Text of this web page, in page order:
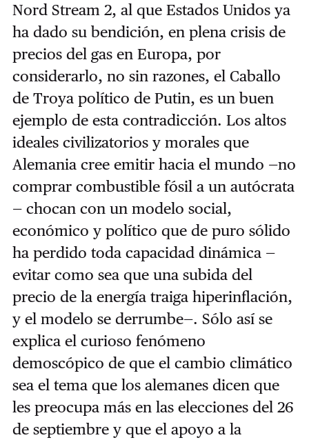
Nord Stream 2, al que Estados Unidos ya
ha dado su bendición, en plena crisis de
precios del gas en Europa, por
considerarlo, no sin razones, el Caballo
de Troya político de Putin, es un buen
ejemplo de esta contradicción. Los altos
ideales civilizatorios y morales que
Alemania cree emitir hacia el mundo —no
comprar combustible fósil a un autócrata
— chocan con un modelo social,
económico y político que de puro sólido
ha perdido toda capacidad dinámica —
evitar como sea que una subida del
precio de la energía traiga hiperinflación,
y el modelo se derrumbe—. Sólo así se
explica el curioso fenómeno
demoscópico de que el cambio climático
sea el tema que los alemanes dicen que
les preocupa más en las elecciones del 26
de septiembre y que el apoyo a la